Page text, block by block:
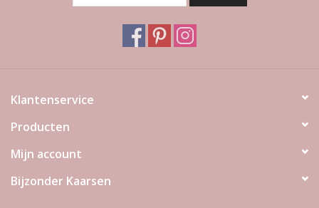
Klantenservice
Producten
Mijn account
Bijzonder Kaarsen